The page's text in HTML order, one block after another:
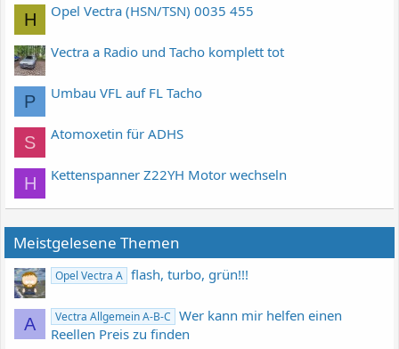
H Opel Vectra (HSN/TSN) 0035 455
Vectra a Radio und Tacho komplett tot
P Umbau VFL auf FL Tacho
S Atomoxetin für ADHS
H Kettenspanner Z22YH Motor wechseln
Meistgelesene Themen
Opel Vectra A flash, turbo, grün!!!
A Vectra Allgemein A-B-C
Wer kann mir helfen einen
Reellen Preis zu finden